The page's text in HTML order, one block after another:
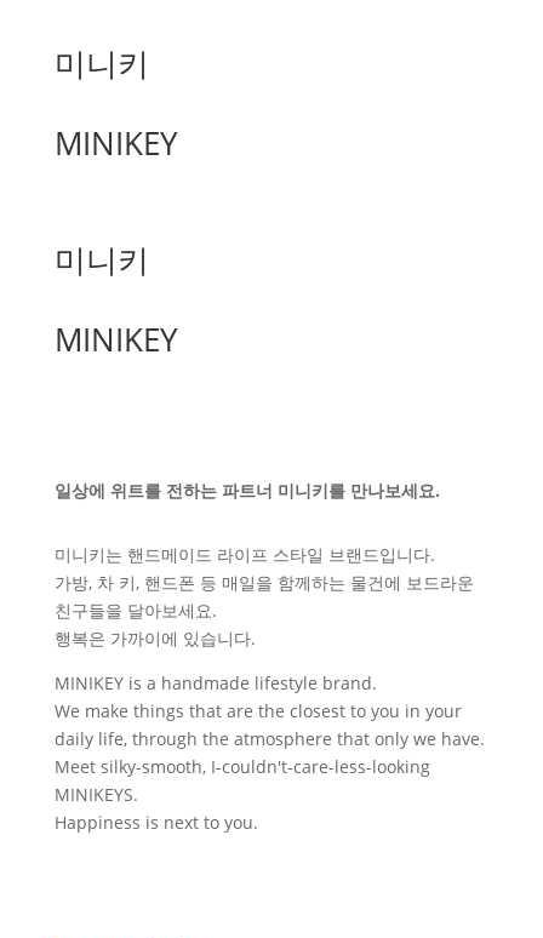
미니키
MINIKEY
미니키
MINIKEY
일상에 위트를 전하는 파트너 미니키를 만나보세요.
미니키는 핸드메이드 라이프 스타일 브랜드입니다.
가방, 차 키, 핸드폰 등 매일을 함께하는 물건에 보드라운
친구들을 달아보세요.
행복은 가까이에 있습니다.
MINIKEY is a handmade lifestyle brand.
We make things that are the closest to you in your
daily life, through the atmosphere that only we have.
Meet silky-smooth, I-couldn't-care-less-looking
MINIKEYS.
Happiness is next to you.